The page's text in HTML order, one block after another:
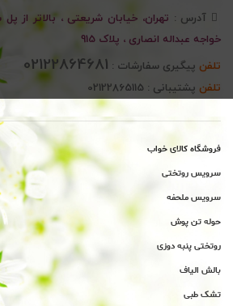
آدرس : تهران، خیابان شریعتی ، بالاتر از
خواجه عبداله انصاری ، پلاک 915
تلفن پیگیری سفارشات : 02122864681
تلفن پشتیبانی : 02122865115
فروشگاه کالای خواب
سرویس روتختی
سرویس ملحفه
حوله تن پوش
روتختی پنبه دوزی
بالش الیاف
تشک طبی